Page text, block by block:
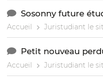
Sosonny future
Accueil Juristudiant le
Petit nouveau
Accueil Juristudiant le